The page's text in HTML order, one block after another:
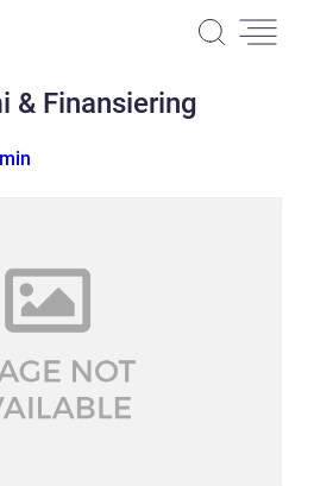
& Finansiering